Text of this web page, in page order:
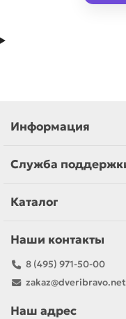
Информация
Служба
Каталог
Наши контакты
8 (495) 971-50-00
zakaz@dveribravo.net
Наш адрес